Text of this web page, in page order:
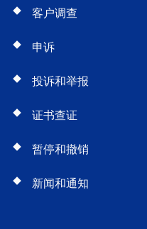
客户调查
申诉
投诉和举报
证书查证
暂停和撤销
新闻和通知